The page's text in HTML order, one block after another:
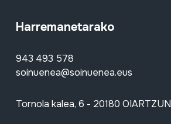
Harremanetarako
943 493 578
soinuenea@soinuenea.eus
Tornola kalea, 6 - 20180 OIARTZUN